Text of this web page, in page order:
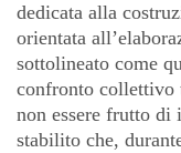
dedicata alla
orientata
sottolineato come
confronto collettivo
non essere frutto
stabilito che,